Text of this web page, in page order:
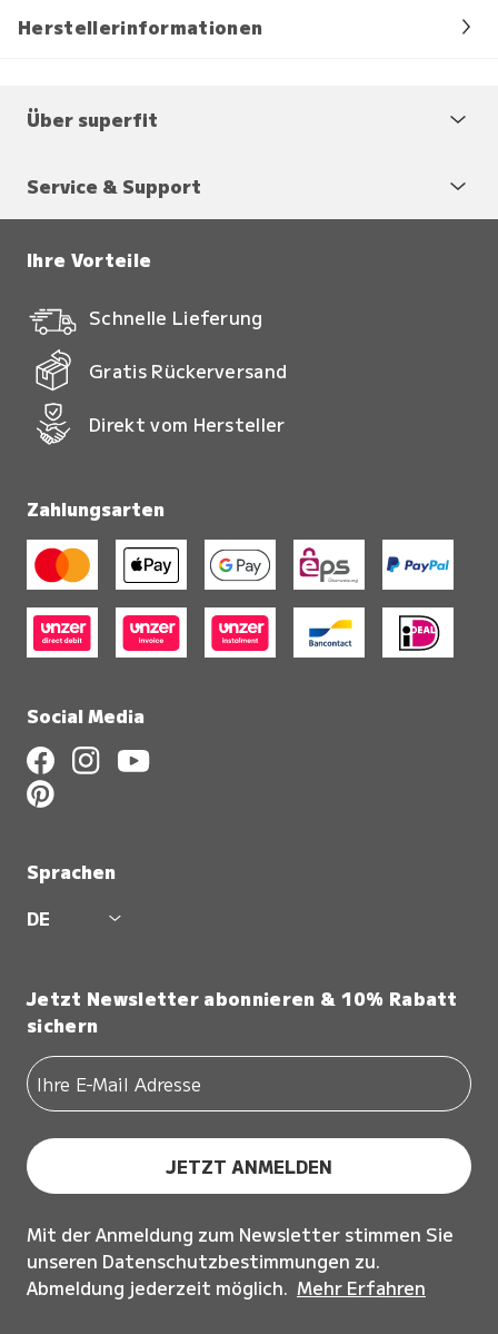
Herstellerinformationen
Über superfit
Service & Support
Ihre Vorteile
Schnelle Lieferung
Gratis Rückerversand
Direkt vom Hersteller
Zahlungsarten
Social Media
Sprachen
DE
Jetzt Newsletter abonnieren & 10% Rabatt
sichern
JETZT ANMELDEN
Mit der Anmeldung zum Newsletter stimmen Sie
unseren Datenschutzbestimmungen zu.
Abmeldung jederzeit möglich. Mehr Erfahren